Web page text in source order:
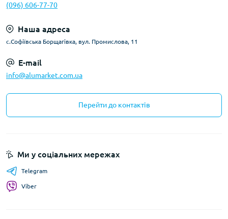
(096) 606-77-70
Наша адреса
с.Софіївська Борщагівка, вул. Промислова, 11
E-mail
info@alumarket.com.ua
Перейти до контактів
Ми у соціальних мережах
Telegram
Viber